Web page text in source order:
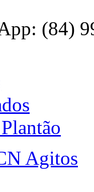
(84)
Agitos